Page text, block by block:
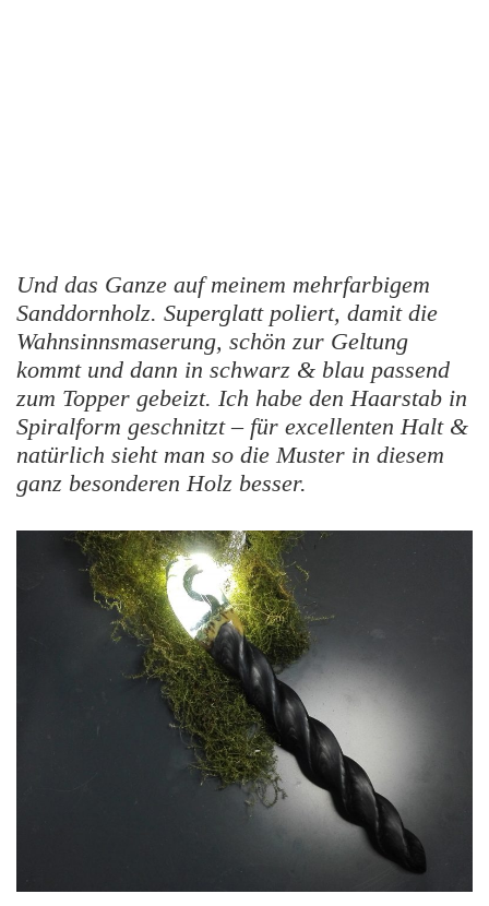
Und das Ganze auf meinem mehrfarbigem
Sanddornholz. Superglatt poliert, damit die
Wahnsinnsmaserung, schön zur Geltung
kommt und dann in schwarz & blau passend
zum Topper gebeizt. Ich habe den Haarstab in
Spiralform geschnitzt – für excellenten Halt &
natürlich sieht man so die Muster in diesem
ganz besonderen Holz besser.